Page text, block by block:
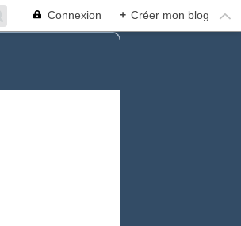
Connexion + Créer mon blog